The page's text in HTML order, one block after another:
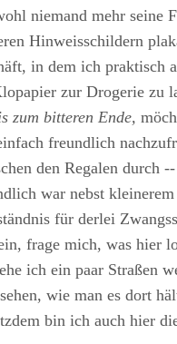
niemand mehr seine
Hinweisschildern
in dem ich praktisch
zur Drogerie zu
zum bitteren Ende,
freundlich
den Regalen durch
war nebst
für derlei
frage mich, was hier
ich ein paar Straßen
wie man es dort
bin ich auch hier